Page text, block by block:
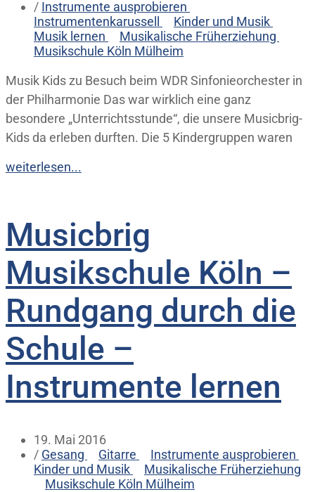
/ Instrumente ausprobieren
Instrumentenkarussell
Kinder und Musik
Musik lernen
Musikalische Früherziehung
Musikschule Köln Mülheim
Musik Kids zu Besuch beim WDR Sinfonieorchester in
der Philharmonie Das war wirklich eine ganz
besondere „Unterrichtsstunde“, die unsere Musicbrig-
Kids da erleben durften. Die 5 Kindergruppen waren
weiterlesen...
Musicbrig
Musikschule Köln –
Rundgang durch die
Schule –
Instrumente lernen
19. Mai 2016
/ Gesang Gitarre
Instrumente ausprobieren
Kinder und Musik
Musikalische Früherziehung
Musikschule Köln Mülheim